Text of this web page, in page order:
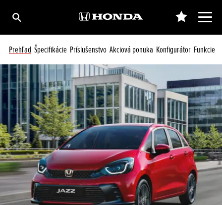
Prehľad Špecifikácie Príslušenstvo Akciová ponuka Konfigurátor Funkcie